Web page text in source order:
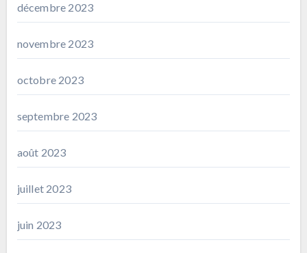
décembre 2023
novembre 2023
octobre 2023
septembre 2023
août 2023
juillet 2023
juin 2023